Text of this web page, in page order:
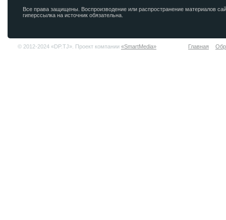
Все права защищены. Воспроизводение или распространение материалов
гиперссылка на источник обязательна.
© 2012-2024 «DP.TJ». Проект компании «SmartMedia» Главная